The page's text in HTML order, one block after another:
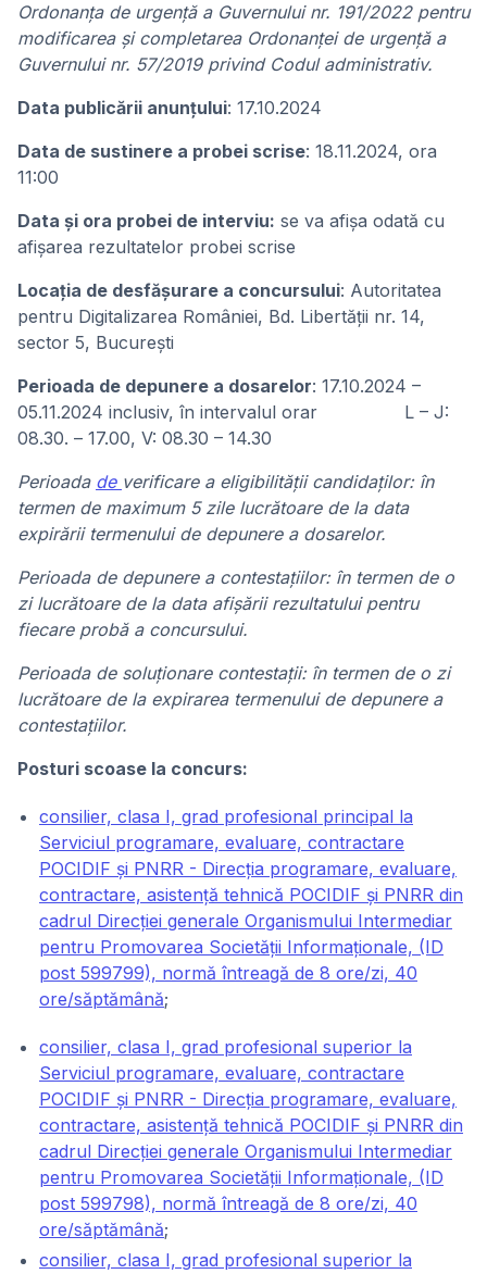
Ordonanţa de urgenţă a Guvernului nr. 191/2022 pentru
modificarea şi completarea Ordonanţei de urgenţă a
Guvernului nr. 57/2019 privind Codul administrativ.
Data publicării anunţului: 17.10.2024
Data de sustinere a probei scrise: 18.11.2024, ora
11:00
Data și ora probei de interviu: se va afișa odată cu
afișarea rezultatelor probei scrise
Locaţia de desfăşurare a concursului: Autoritatea
pentru Digitalizarea României, Bd. Libertății nr. 14,
sector 5, București
Perioada de depunere a dosarelor: 17.10.2024 –
05.11.2024 inclusiv, în intervalul orar L – J:
08.30. – 17.00, V: 08.30 – 14.30
Perioada de verificare a eligibilității candidaților: în
termen de maximum 5 zile lucrătoare de la data
expirării termenului de depunere a dosarelor.
Perioada de depunere a contestațiilor: în termen de o
zi lucrătoare de la data afişării rezultatului pentru
fiecare probă a concursului.
Perioada de soluționare contestații: în termen de o zi
lucrătoare de la expirarea termenului de depunere a
contestaţiilor.
Posturi scoase la concurs:
consilier, clasa I, grad profesional principal la
Serviciul programare, evaluare, contractare
POCIDIF și PNRR - Direcția programare, evaluare,
contractare, asistență tehnică POCIDIF și PNRR din
cadrul Direcției generale Organismului Intermediar
pentru Promovarea Societății Informaționale, (ID
post 599799), normă întreagă de 8 ore/zi, 40
ore/săptămână;
consilier, clasa I, grad profesional superior la
Serviciul programare, evaluare, contractare
POCIDIF și PNRR - Direcția programare, evaluare,
contractare, asistență tehnică POCIDIF și PNRR din
cadrul Direcției generale Organismului Intermediar
pentru Promovarea Societății Informaționale, (ID
post 599798), normă întreagă de 8 ore/zi, 40
ore/săptămână;
consilier, clasa I, grad profesional superior la